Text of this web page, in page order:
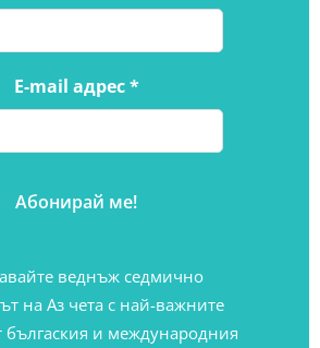
E-mail адрес*
веднъж седмично
на Аз чета с най-важните
бългаския и международния